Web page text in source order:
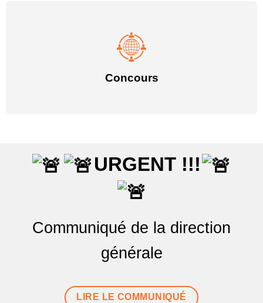
Concours
URGENT !!!
Communiqué de la direction
générale
LIRE LE COMMUNIQUÉ